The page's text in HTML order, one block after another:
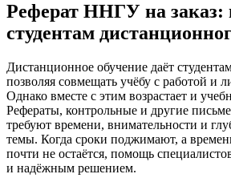
Реферат ННГУ на
студентам
Дистанционное обучение даёт
позволяя совмещать учёбу с работой и
Однако вместе с этим возрастает и
Рефераты, контрольные и другие
требуют времени, внимательности и
темы. Когда сроки поджимают, а
почти не остаётся, помощь
и надёжным решением.